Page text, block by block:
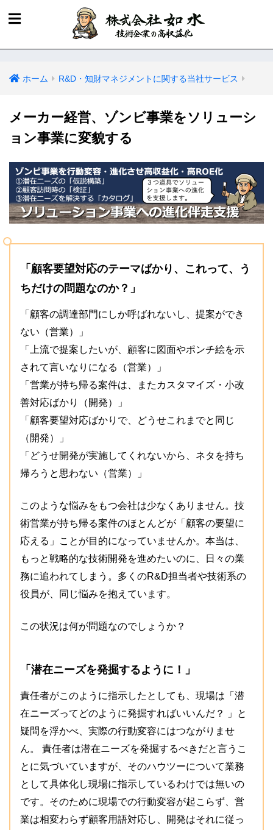
ホーム R&D・知財マネジメントに関する当社サービス
メーカー経営、ゾンビ事業をソリューシ
ョン事業に変貌する
「顧客要望対応のテーマばかり、これって、う
ちだけの問題なのか？」
「顧客の調達部門にしか呼ばれないし、提案ができ
ない（営業）」
「上流で提案したいが、顧客に図面やポンチ絵を示
されて言いなりになる（営業）」
「営業が持ち帰る案件は、またカスタマイズ・小改
善対応ばかり（開発）」
「顧客要望対応ばかりで、どうせこれまでと同じ
（開発）」
「どうせ開発が実施してくれないから、ネタを持ち
帰ろうと思わない（営業）」
このような悩みをもつ会社は少なくありません。技
術営業が持ち帰る案件のほとんどが「顧客の要望に
応える」ことが目的になっていませんか。本当は、
もっと戦略的な技術開発を進めたいのに、日々の業
務に追われてしまう。多くのR&D担当者や技術系の
役員が、同じ悩みを抱えています。
この状況は何が問題なのでしょうか？
「潜在ニーズを発掘するように！」
責任者がこのように指示したとしても、現場は「潜
在ニーズってどのように発掘すればいいんだ？ 」と
疑問を浮かべ、実際の行動変容にはつながりませ
ん。 責任者は潜在ニーズを発掘するべきだと言うこ
とに気づいていますが、そのハウツーについて業務
として具体化し現場に指示しているわけでは無いの
です。そのために現場での行動変容が起こらず、営
業は相変わらず顧客用語対応し、開発はそれに従っ